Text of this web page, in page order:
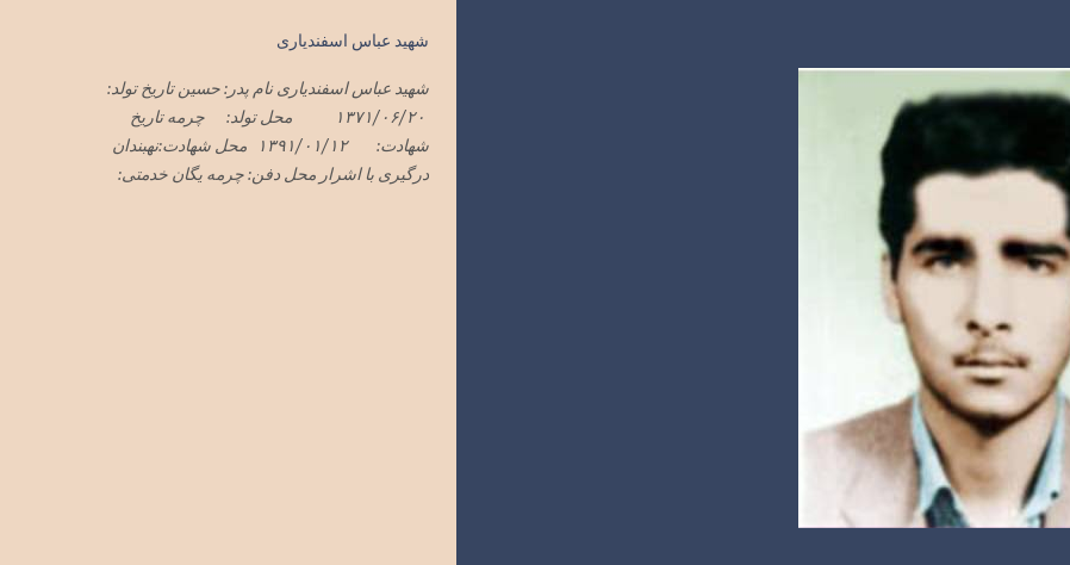
شهدای فردوس به خاک سپرده شد
شهید عباس اسفندیاری
شهید عباس اسفندیاری نام پدر: حسین تاریخ تولد:
۱۳۷۱/۰۶/۲۰ محل تولد: چرمه تاریخ
شهادت: ۱۳۹۱/۰۱/۱۲ محل شهادت:نهبندان
درگیری با اشرار محل دفن: چرمه یگان خدمتی: